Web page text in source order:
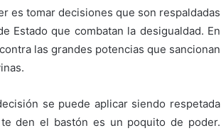
es tomar decisiones que son respaldadas
Estado que combatan la desigualdad. En
las grandes potencias que sancionan
se puede aplicar siendo respetada
den el bastón es un poquito de poder.